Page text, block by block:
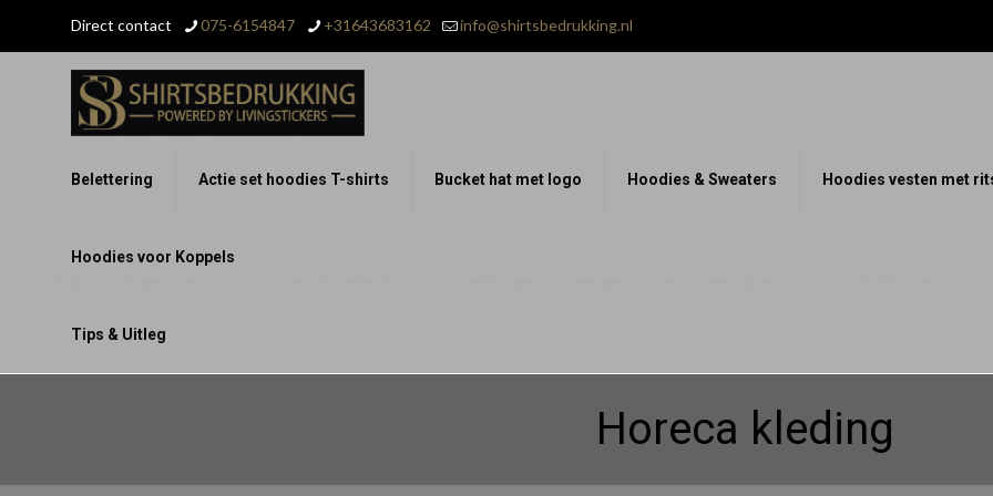
Direct contact 075-6154847 +31643683162 info@shirtsbedrukking.nl
Belettering Actie set hoodies T-shirts Bucket hat met logo Hoodies & Sweaters Hoodies vesten met
Hoodies voor Koppels
Tips & Uitleg
Horeca kleding